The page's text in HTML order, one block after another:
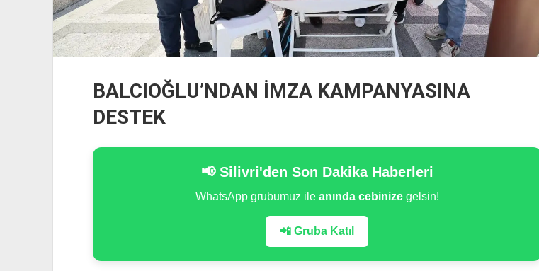
BALCIOĞLU’NDAN İMZA KAMPANYASINA
DESTEK
📢 Silivri'den Son Dakika Haberleri
WhatsApp grubumuz ile anında cebinizegelsin!
📲 Gruba Katıl